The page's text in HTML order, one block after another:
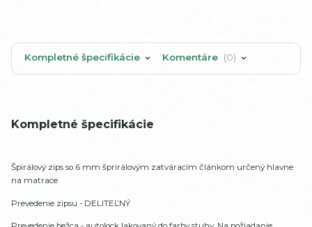
Kompletné špecifikácie Komentáre 0
Kompletné špecifikácie
Špirálový zips so 6 mm šprirálovým zatváracím článkom určený hlavne
na matrace
Prevedenie zipsu - DELITEĽNÝ